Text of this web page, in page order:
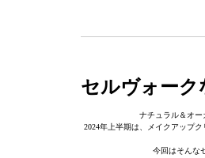
セルヴォーク
ナチュラル＆オー
2024年上半期は、メイクアップ
今回はそんな